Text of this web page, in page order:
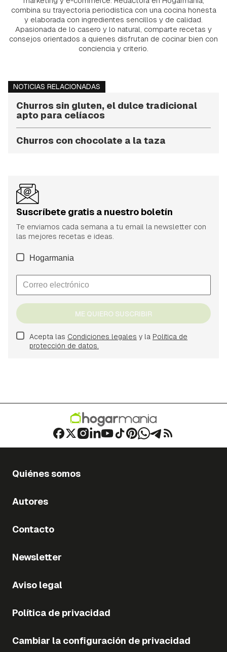
combina su trayectoria periodística con una cocina honesta
y elaborada con ingredientes sencillos y de calidad.
Apasionada de lo casero y lo natural, comparte recetas y
consejos orientados a quienes disfrutan de cocinar bien con
conciencia y criterio.
NOTICIAS RELACIONADAS
Churros sin gluten, el dulce tradicional
apto para celíacos
Churros con chocolate a la taza
Suscríbete gratis a nuestro boletín
Te enviamos cada semana a tu email la newsletter con
las mejores recetas e ideas.
Hogarmania
ME QUIERO SUSCRIBIR
Acepta las Condiciones legales y la Política de
protección de datos.
Quiénes somos
Autores
Contacto
Newsletter
Aviso legal
Política de privacidad
Cambiar la configuración de privacidad